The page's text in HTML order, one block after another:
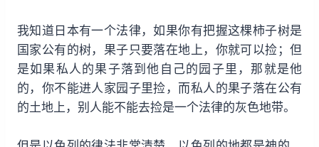
我知道日本有一个法律，如果你有把握这棵柿子树是
国家公有的树，果子只要落在地上，你就可以捡；但
是如果私人的果子落到他自己的园子里，那就是他
的，你不能进人家园子里捡，而私人的果子落在公有
的土地上，别人能不能去捡是一个法律的灰色地带。